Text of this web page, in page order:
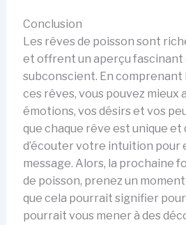
Conclusion
Les rêves de poisson sont
et offrent un aperçu fascinant
subconscient. En comprenant
ces rêves, vous pouvez mieux
émotions, vos désirs et vos
que chaque rêve est unique et
d’écouter votre intuition pour
message. Alors, la prochaine
de poisson, prenez un
que cela pourrait signifier pour
pourrait vous mener à des